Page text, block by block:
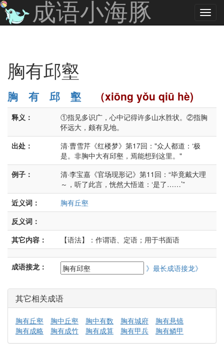
成语小海豚
胸有邱壑
胸 有 邱 壑 （xiōng yǒu qiū hè)
释义：
①指见多识广，心中记得许多山水胜状。②指胸
怀远大，颇有见地。
出处：
清·曹雪芹《红楼梦》第17回："众人都道：‘极
是。非胸中大有邱壑，焉能想到这里。"
例子：
清·李宝嘉《官场现形记》第11回：“毕竟戴大理
～，听了此言，恍然大悟道：‘是了……’”
近义词：
胸有丘壑
反义词：
其它内容：
【语法】：作谓语、定语；用于书面语
成语接龙： 》最长成语接龙》
其它相关成语
胸有丘壑 胸中丘壑 胸中有数 胸有城府
胸有悬镜
胸有成略
胸有成竹 胸有成算 胸有甲兵 胸有鳞甲